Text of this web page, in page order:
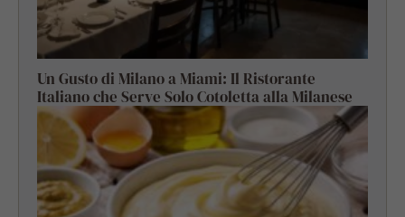
Un Gusto di Milano a Miami: Il Ristorante
Italiano che Serve Solo Cotoletta alla Milanese